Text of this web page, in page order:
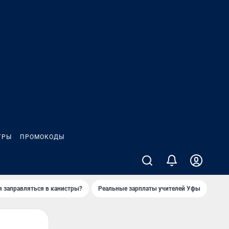
ПРОМОКОДЫ
заправляться в канистры? Реальные зарплаты учителей Уфы